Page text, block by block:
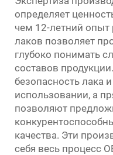
определяет
чем 12-летний опыт
лаков позволяет
глубоко понимать
составов
безопасность лака
использовании, а
позволяют
качества. Эти
себя весь процесс